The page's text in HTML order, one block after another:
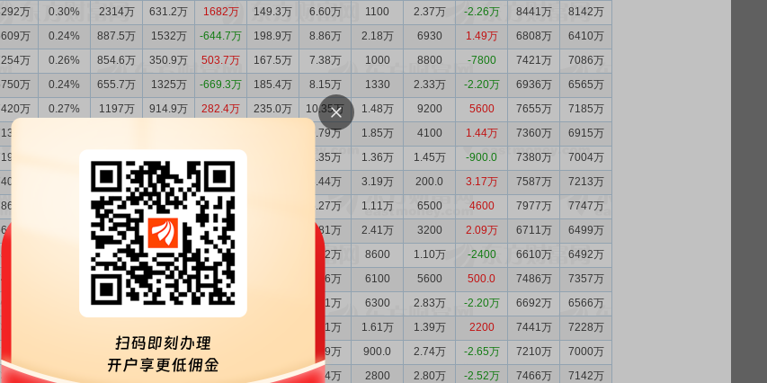
万 0.30% 2314万 631.2万 1682万 149.3万 6.60万 1100 2.37万 -2.26万 8441万
8142万
万 0.24% 887.5万 1532万 -644.7万 198.9万 8.86万 2.18万 6930 1.49万 6808万
6410万
万 0.26% 854.6万 350.9万 503.7万 167.5万 7.38万 1000 8800 -7800 7421万
7086万
万 0.24% 655.7万 1325万 -669.3万 185.4万 8.15万 1330 2.33万 -2.20万 6936万
6565万
万 0.27% 1197万 914.9万 282.4万 235.0万 10.35万 1.48万 9200 5600 7655万
7185万
万 9.79万 1.85万 4100 1.44万 7360万
6915万
万 8.35万 1.36万 1.45万 -900.0 7380万
7004万
万 1000万 1462万 -461.9万 8.44万 3.19万 200.0 3.17万 7587万
7213万
万 1617万 360.2万 1257万 5.27万 1.11万 6500 4600 7977万
7747万
万 1152万 1098万 54.06万 4.81万 2.41万 3200 2.09万 6711万
6499万
万 1128万 1998万 -870.5万 2.72万 8600 1.10万 -2400 6610万
6492万
万 1691万 897.9万 792.6万 2.96万 6100 5600 500.0 7486万
7357万
万 817.7万 1523万 -705.6万 2.91万 6300 2.83万 -2.20万 6692万
6566万
万 5.11万 1.61万 1.39万 2200 7441万
7228万
万 671.7万 870.3万 -198.7万 4.89万 900.0 2.74万 -2.65万 7210万
7000万
万 0.28% 1433万 1561万 -128.0万 161.9万 7.54万 2800 2.80万 -2.52万 7466万
7142万